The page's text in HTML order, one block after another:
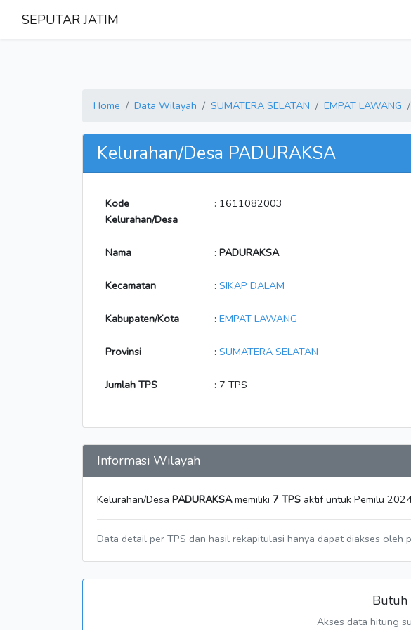
SEPUTAR JATIM
Home Data Wilayah SUMATERA SELATAN EMPAT LAWANG
Kelurahan/Desa PADURAKSA
Kode
Kelurahan/Desa
: 1611082003
Nama : PADURAKSA
Kecamatan : SIKAP DALAM
Kabupaten/Kota : EMPAT LAWANG
Provinsi : SUMATERA SELATAN
Jumlah TPS : 7 TPS
Informasi Wilayah
Kelurahan/Desa PADURAKSAmemiliki 7 TPS aktif untuk Pemilu
Data detail per TPS dan hasil rekapitulasi hanya dapat diakses oleh
Butuh
Akses data hitung